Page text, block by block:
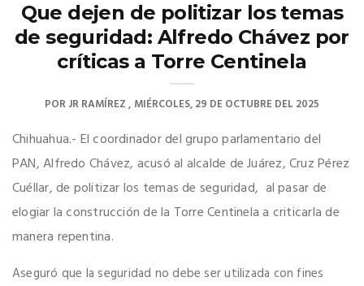
Que dejen de politizar los temas
de seguridad: Alfredo Chávez por
críticas a Torre Centinela
PORJR RAMÍREZ MIÉRCOLES, 29 DE OCTUBRE DEL 2025
Chihuahua.- El coordinador del grupo parlamentario del
PAN, Alfredo Chávez, acusó al alcalde de Juárez, Cruz Pérez
Cuéllar, de politizar los temas de seguridad, al pasar de
elogiar la construcción de la Torre Centinela a criticarla de
manera repentina.
Aseguró que la seguridad no debe ser utilizada con fines